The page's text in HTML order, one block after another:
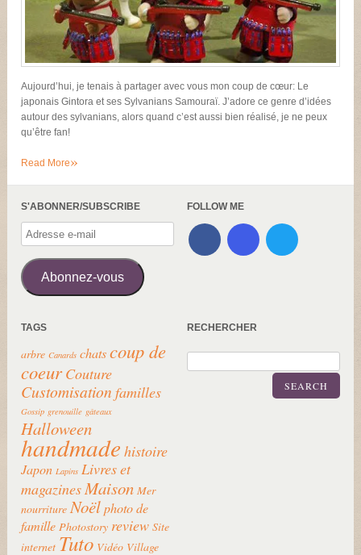
Aujourd’hui, je tenais à partager avec vous mon coup de cœur: Le
japonais Gintora et ses Sylvanians Samouraï. J’adore ce genre d’idées
autour des sylvanians, alors quand c’est aussi bien réalisé, je ne peux
qu’être fan!
Read More»
S'ABONNER/SUBSCRIBE
Adresse
e-
mail
Abonnez-vous
FOLLOW ME
TAGS
arbre Canards chatscoup de
coeur Couture
Customisation familles
Gossip grenouille gâteaux
Halloween
handmade histoire
Japon Lapins Livres et
magazinesMaison Mer
nourriture Noëlphoto de
famille Photostory review Site
internet Tuto Vidéo Village
RECHERCHER
SEARCH